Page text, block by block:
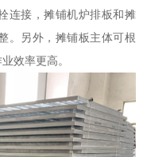
连接，摊铺机炉排板和摊
。另外，摊铺板主体可根
效率更高。